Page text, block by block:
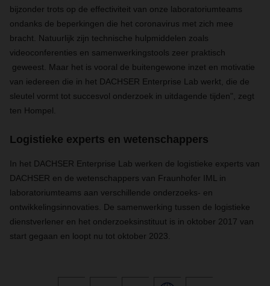
bijzonder trots op de effectiviteit van onze laboratoriumteams
ondanks de beperkingen die het coronavirus met zich mee
bracht. Natuurlijk zijn technische hulpmiddelen zoals
videoconferenties en samenwerkingstools zeer praktisch
geweest. Maar het is vooral de buitengewone inzet en motivatie
van iedereen die in het DACHSER Enterprise Lab werkt, die de
sleutel vormt tot succesvol onderzoek in uitdagende tijden", zegt
ten Hompel.
Logistieke experts en wetenschappers
In het DACHSER Enterprise Lab werken de logistieke experts van
DACHSER en de wetenschappers van Fraunhofer IML in
laboratoriumteams aan verschillende onderzoeks- en
ontwikkelingsinnovaties. De samenwerking tussen de logistieke
dienstverlener en het onderzoeksinstituut is in oktober 2017 van
start gegaan en loopt nu tot oktober 2023.